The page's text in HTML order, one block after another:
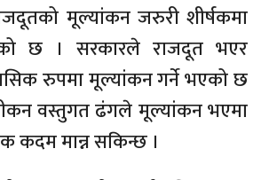
मूल्यांकन जरुरी शीर्षकमा
छ । सरकारले राजदूत भएर
रुपमा मूल्यांकन गर्ने भएको छ
वस्तुगत ढंगले मूल्यांकन भएमा
कदम मान्न सकिन्छ ।